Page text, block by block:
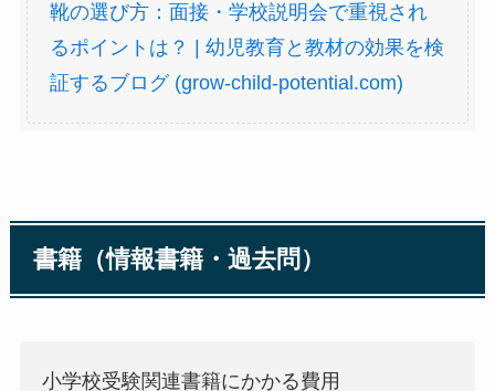
靴の選び方：面接・学校説明会で重視され
るポイントは？ | 幼児教育と教材の効果を検
証するブログ (grow-child-potential.com)
書籍（情報書籍・過去問）
小学校受験関連書籍にかかる費用